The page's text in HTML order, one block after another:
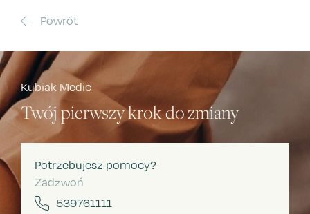
Powrót
Kubiak Medic
Twój pierwszy krok do zmiany
Potrzebujesz pomocy?
Zadzwoń
539761111